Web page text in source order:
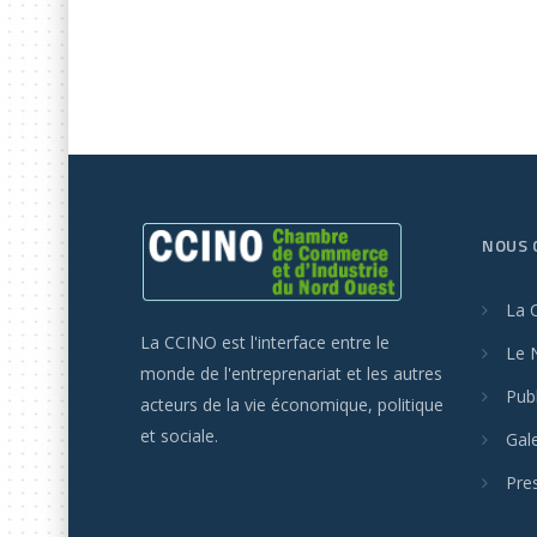
La CCINO est l'interface entre le
monde de l'entreprenariat et les autres
acteurs de la vie économique, politique
et sociale.
NOUS
La
Le